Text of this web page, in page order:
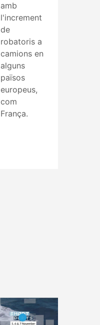
amb
l'increment
de
robatoris a
camions en
alguns
països
europeus,
com
França.